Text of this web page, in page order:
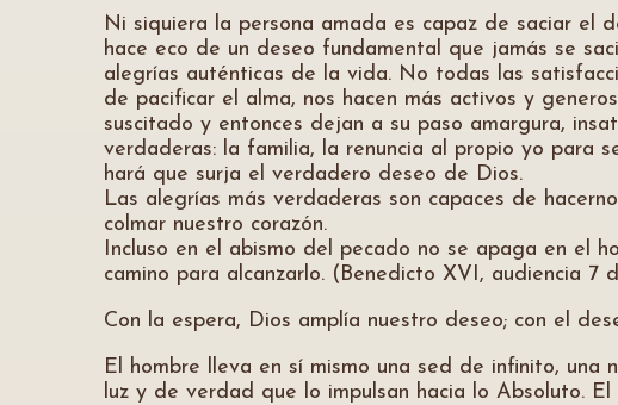
Ni siquiera la persona amada es capaz de saciar el
hace eco de un deseo fundamental que jamás se
alegrías auténticas de la vida. No todas las
de pacificar el alma, nos hacen más activos y
suscitado y entonces dejan a su paso amargura,
verdaderas: la familia, la renuncia al propio yo para
hará que surja el verdadero deseo de Dios.
Las alegrías más verdaderas son capaces de
colmar nuestro corazón.
Incluso en el abismo del pecado no se apaga en el
camino para alcanzarlo. (Benedicto XVI, audiencia 7
Con la espera, Dios amplía nuestro deseo; con el
El hombre lleva en sí mismo una sed de infinito,
luz y de verdad que lo impulsan hacia lo Absoluto.